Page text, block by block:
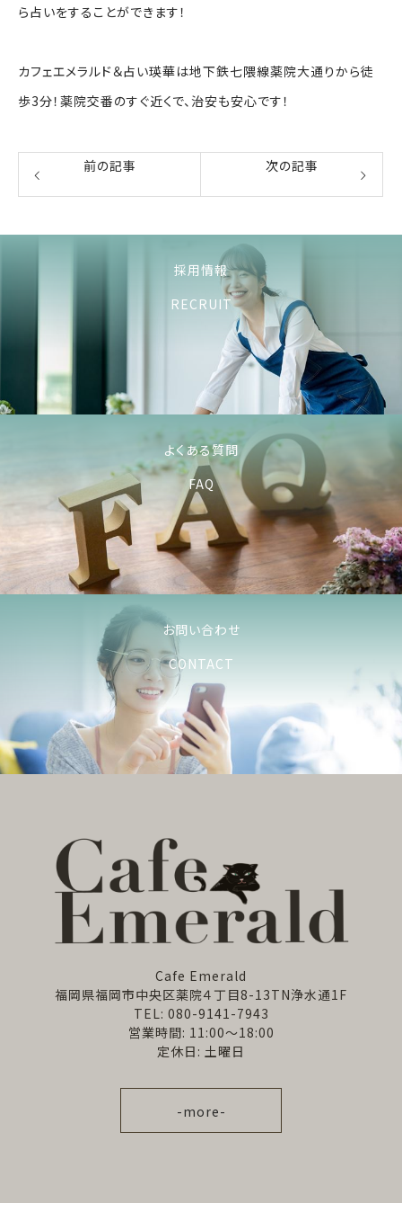
ら占いをすることができます！
カフェエメラルド＆占い瑛華は地下鉄七隈線薬院大通りから徒
歩3分！薬院交番のすぐ近くで、治安も安心です！
前の記事 次の記事
採用情報
RECRUIT
よくある質問
FAQ
お問い合わせ
CONTACT
Cafe Emerald
福岡県福岡市中央区薬院４丁目8-13TN浄水通1F
TEL: 080-9141-7943
営業時間: 11:00～18:00
定休日: 土曜日
-more-